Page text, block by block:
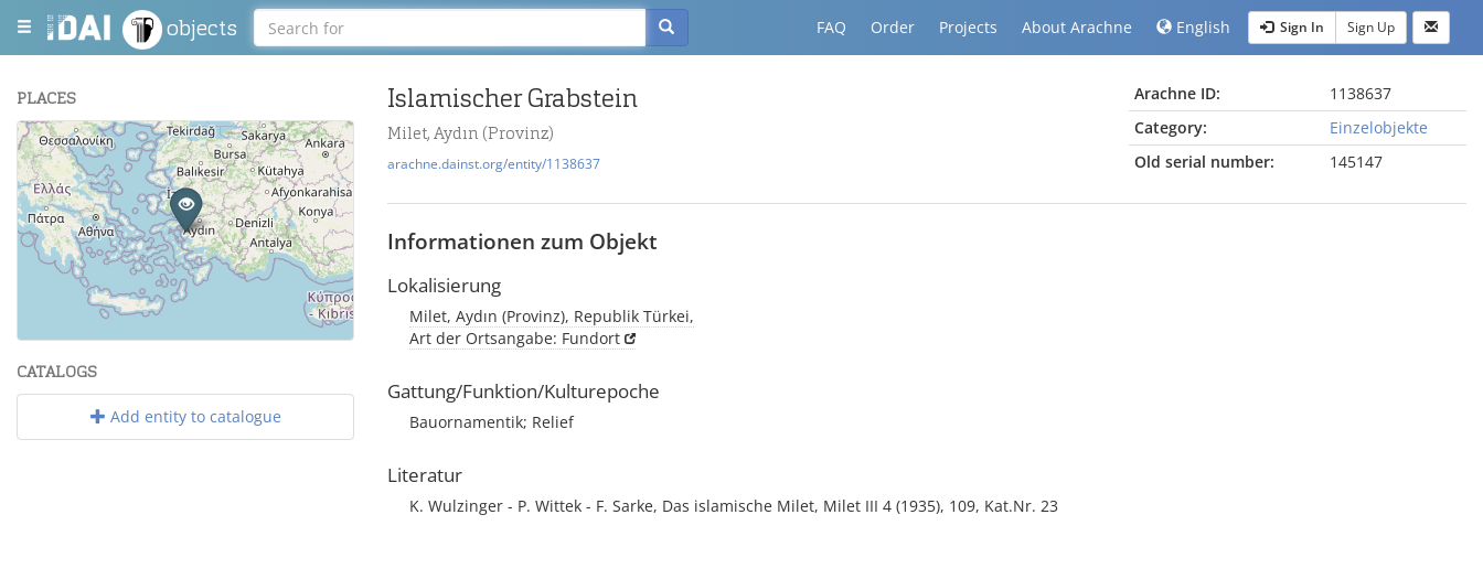
objects FAQ Order Projects About Arachne English Sign In Sign Up
PLACES
+
−
OpenStreetMap
CATALOGS
Add entity to catalogue
Islamischer Grabstein
Milet, Aydın (Provinz)
arachne.dainst.org/entity/1138637
Arachne ID:
1138637
Category:
Einzelobjekte
Old serial number:
145147
Informationen zum Objekt
Lokalisierung
Milet, Aydın (Provinz), Republik Türkei,
Art der Ortsangabe: Fundort
Gattung/Funktion/Kulturepoche
Bauornamentik; Relief
Literatur
K. Wulzinger - P. Wittek - F. Sarke, Das islamische Milet, Milet III 4 (1935), 109, Kat.Nr. 23